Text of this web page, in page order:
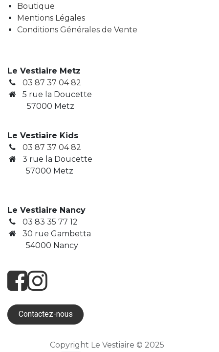
Boutique
Mentions Légales
Conditions Générales de Vente
Le Vestiaire Metz
03 87 37 04 82
5 rue la Doucette
57000 Metz
Le Vestiaire Kids
03 87 37 04 82
3 rue la Doucette
​ 57000 Metz
Le Vestiaire Nancy
03 83 35 77 12
30 rue Gambetta
​ 54000 Nancy
Contactez-nous
Copyright Le Vestiaire © 2025